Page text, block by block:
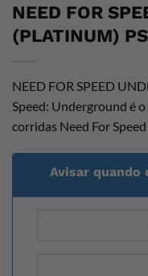
NEED FOR
(PLATINUM)
NEED FOR SPEED
Speed: Underground é
corridas Need For Speed
Avisar